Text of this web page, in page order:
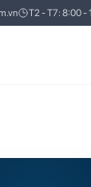
T2 - T7: 8:00 -